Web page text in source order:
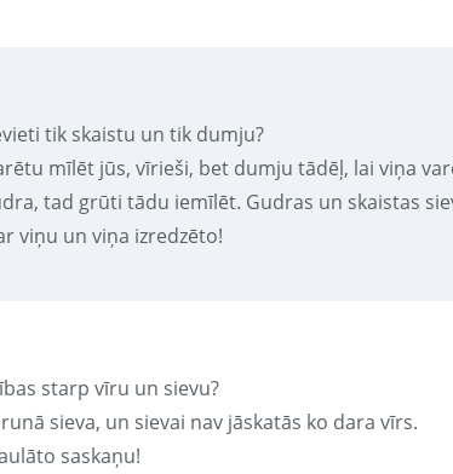
tik skaistu un tik dumju?
mīlēt jūs, vīrieši, bet dumju tādēļ, lai viņa
tad grūti tādu iemīlēt. Gudras un skaistas
viņu un viņa izredzēto!
starp vīru un sievu?
sieva, un sievai nav jāskatās ko dara vīrs.
saskaņu!